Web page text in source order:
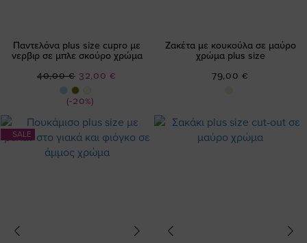
Παντελόνα plus size cupro με
νερβιρ σε μπλε σκούρο χρώμα
(-20%)
Ειδική
Τιμή
32,00 €
40,00 €
Ζακέτα με κουκούλα σε μαύρο
χρώμα plus size
79,00 €
SALE